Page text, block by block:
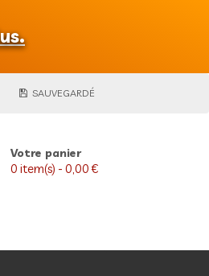
SAUVEGARDÉ
Votre panier
0 item(s) - 0,00 €